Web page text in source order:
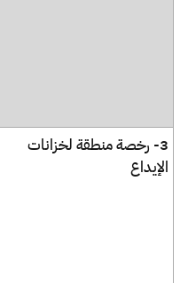
​​​​​​​​​​​​3- رخصة منطقة لخزانات
الإيداع